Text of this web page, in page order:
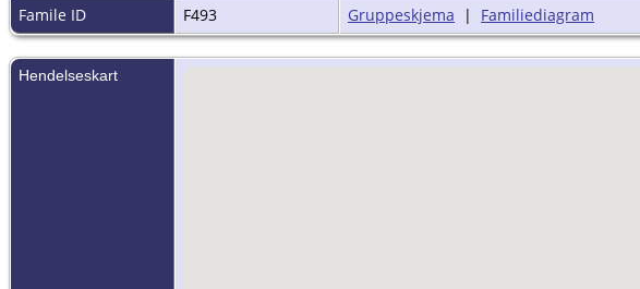
Famile ID
F493 Gruppeskjema | Familiediagram
Hendelseskart